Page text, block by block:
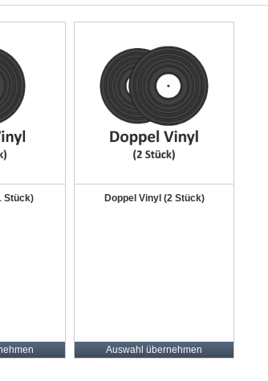
Stück) Doppel Vinyl (2 Stück)
Auswahl übernehmen